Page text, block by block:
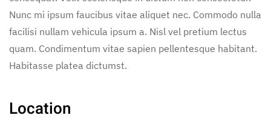
Nunc mi ipsum faucibus vitae aliquet nec. Commodo nulla
facilisi nullam vehicula ipsum a. Nisl vel pretium lectus
quam. Condimentum vitae sapien pellentesque habitant.
Habitasse platea dictumst.
Location